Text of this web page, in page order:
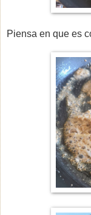
Piensa en que es